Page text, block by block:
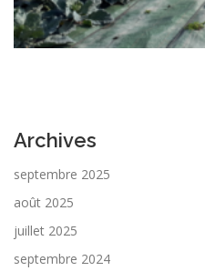
Archives
septembre 2025
août 2025
juillet 2025
septembre 2024